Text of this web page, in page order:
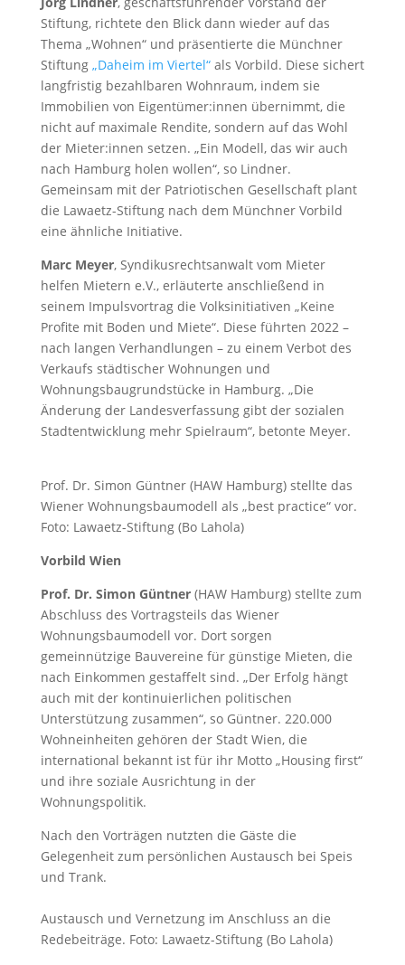
Stiftung, richtete den Blick dann wieder auf das
Thema „Wohnen“ und präsentierte die Münchner
Stiftung „Daheim im Viertel“ als Vorbild. Diese sichert
langfristig bezahlbaren Wohnraum, indem sie
Immobilien von Eigentümer:innen übernimmt, die
nicht auf maximale Rendite, sondern auf das Wohl
der Mieter:innen setzen. „Ein Modell, das wir auch
nach Hamburg holen wollen“, so Lindner.
Gemeinsam mit der Patriotischen Gesellschaft plant
die Lawaetz-Stiftung nach dem Münchner Vorbild
eine ähnliche Initiative.
Marc Meyer, Syndikusrechtsanwalt vom Mieter
helfen Mietern e.V., erläuterte anschließend in
seinem Impulsvortrag die Volksinitiativen „Keine
Profite mit Boden und Miete“. Diese führten 2022 –
nach langen Verhandlungen – zu einem Verbot des
Verkaufs städtischer Wohnungen und
Wohnungsbaugrundstücke in Hamburg. „Die
Änderung der Landesverfassung gibt der sozialen
Stadtentwicklung mehr Spielraum“, betonte Meyer.
Prof. Dr. Simon Güntner (HAW Hamburg) stellte das
Wiener Wohnungsbaumodell als „best practice“ vor.
Foto: Lawaetz-Stiftung (Bo Lahola)
Vorbild Wien
Prof. Dr. Simon Güntner(HAW Hamburg) stellte zum
Abschluss des Vortragsteils das Wiener
Wohnungsbaumodell vor. Dort sorgen
gemeinnützige Bauvereine für günstige Mieten, die
nach Einkommen gestaffelt sind. „Der Erfolg hängt
auch mit der kontinuierlichen politischen
Unterstützung zusammen“, so Güntner. 220.000
Wohneinheiten gehören der Stadt Wien, die
international bekannt ist für ihr Motto „Housing first“
und ihre soziale Ausrichtung in der
Wohnungspolitik.
Nach den Vorträgen nutzten die Gäste die
Gelegenheit zum persönlichen Austausch bei Speis
und Trank.
Austausch und Vernetzung im Anschluss an die
Redebeiträge. Foto: Lawaetz-Stiftung (Bo Lahola)